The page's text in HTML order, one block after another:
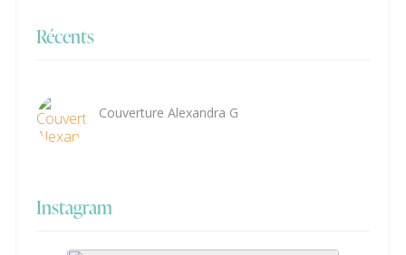
Récents
Couverture Alexandra G
Instagram